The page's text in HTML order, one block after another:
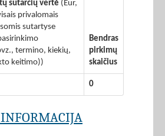
sutarčių vertė (Eur,
privalomais
sutartyse
termino, kiekių,
keitimo))
Bendras
pirkimų
skaičius
0